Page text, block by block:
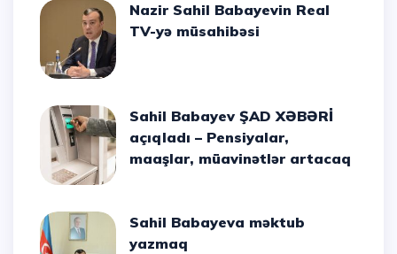
Nazir Sahil Babayevin Real
TV-yə müsahibəsi
Sahil Babayev ŞAD XƏBƏRİ
açıqladı – Pensiyalar,
maaşlar, müavinətlər artacaq
Sahil Babayeva məktub
yazmaq